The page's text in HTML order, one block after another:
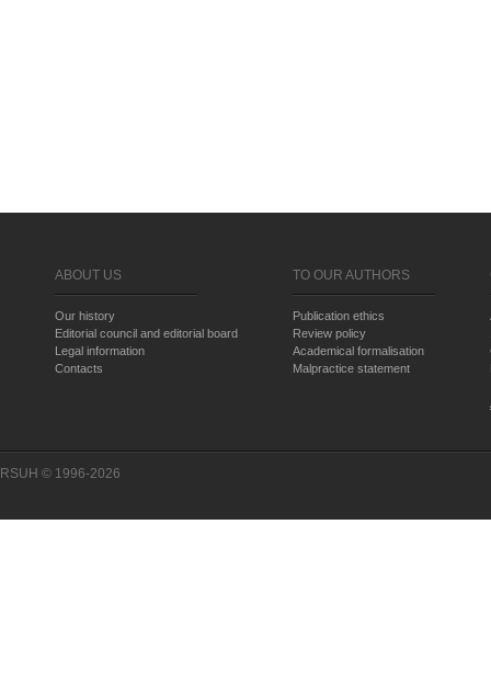
ABOUT US
Our history
Editorial council and editorial board
Legal information
Contacts
TO OUR AUTHORS
Publication ethics
Review policy
Academical formalisation
Malpractice statement
RSUH © 1996-2026